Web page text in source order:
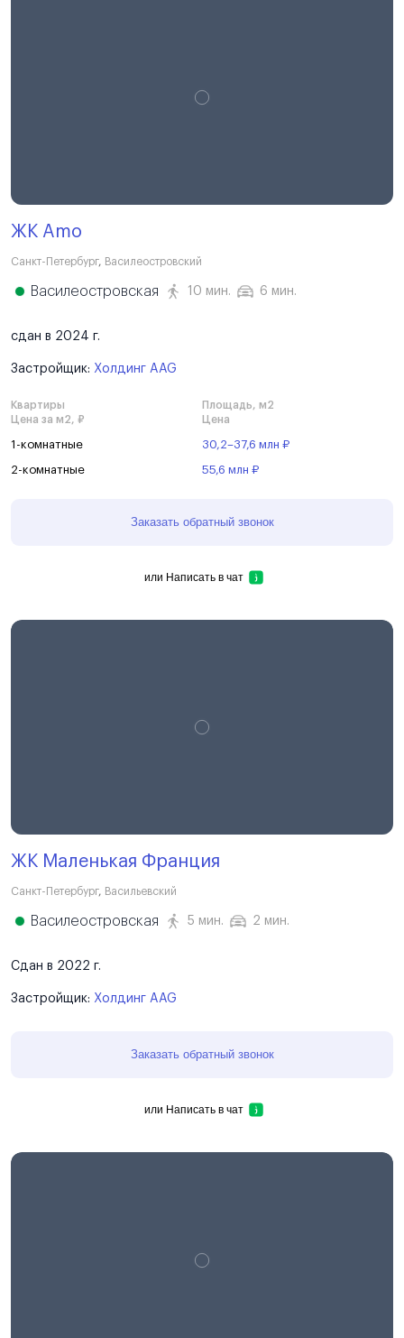
ЖК Amo
Санкт-Петербург, Василеостровский
Василеостровская 10 мин. 6 мин.
сдан в 2024 г.
Застройщик: Холдинг AAG
Квартиры
Площадь, м2
Цена за м2, ₽
Цена
1-комнатные 30,2–37,6 млн ₽
2-комнатные 55,6 млн ₽
Заказать обратный звонок
или Написать в чат
ЖК Маленькая Франция
Санкт-Петербург, Васильевский
Василеостровская 5 мин. 2 мин.
Сдан в 2022 г.
Застройщик: Холдинг AAG
Заказать обратный звонок
или Написать в чат